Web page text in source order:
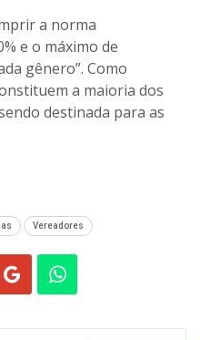
a norma
e o máximo de
gênero”. Como
a maioria dos
destinada para as
Vereadores